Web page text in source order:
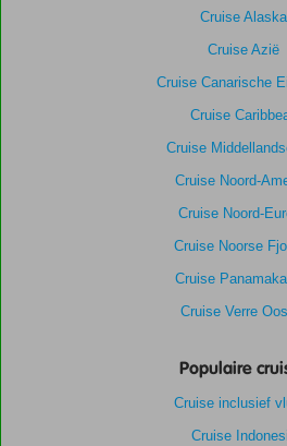
Cruise Alaska
Cruise Azië
Cruise Canarische
Cruise
Cruise
Cruise Noord-
Cruise Noord-
Cruise Noorse
Cruise
Cruise Verre
Populaire
Cruise inclusief
Cruise